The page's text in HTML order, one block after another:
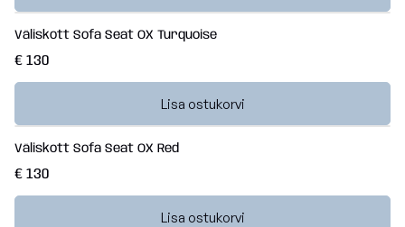
Väliskott Sofa Seat OX Turquoise
€ 130
Lisa ostukorvi
Väliskott Sofa Seat OX Red
€ 130
Lisa ostukorvi